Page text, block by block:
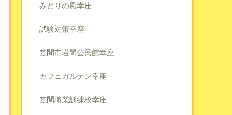
みどりの風幸座
試験対策幸座
笠間市岩間公民館幸座
カフェガルテン幸座
笠間職業訓練校幸座